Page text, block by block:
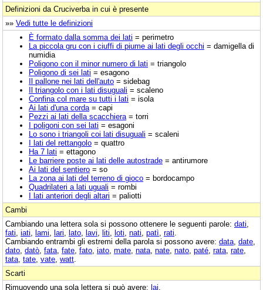
Definizioni da Cruciverba in cui è presente
»» Vedi tutte le definizioni
È formato dalla somma dei lati = perimetro
La piccola gru con i ciuffi di piume ai lati degli occhi = damigella di
numidia
Poligono con il minor numero di lati = triangolo
Poligono di sei lati = esagono
Il pallone nei lati dell'auto = sidebag
Il triangolo con i lati disuguali = scaleno
Confina col mare su tutti i lati = isola
Ai lati d'una corda = capi
Pezzi ai lati della scacchiera = torri
I poligoni con sei lati = esagoni
Lo sono i triangoli coi lati disuguali = scaleni
I lati del rettangolo = quattro
Ha 7 lati = ettagono
Le barriere poste ai lati delle autostrade = antirumore
Ai lati del sentiero = so
La zona ai lati del terreno di gioco = bordocampo
Quadrilateri a lati uguali = rombi
I lati anteriori degli altari = paliotti
Cambi
Cambiando una lettera sola si possono ottenere le seguenti parole: dati
fati iati lami lari lato lavi liti loti nati patì rati
Cambiando entrambi gli estremi della parola si possono avere: data date
dato datò fata fate fato iato mate nata nate nato paté rata rate
tata tate vate watt
Scarti
Rimuovendo una sola lettera si può avere: lai